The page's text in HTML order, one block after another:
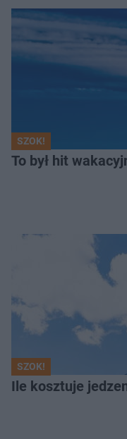
SZOK!
To był hit
SZOK!
Ile kosztuje